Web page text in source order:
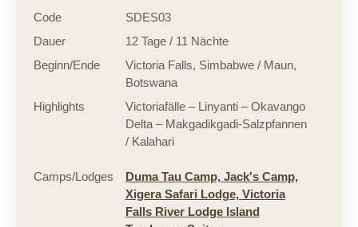
Code
SDES03
Dauer
12 Tage / 11 Nächte
Beginn/Ende
Victoria Falls, Simbabwe / Maun,
Botswana
Highlights
Victoriafälle – Linyanti – Okavango
Delta – Makgadikgadi-Salzpfannen
/ Kalahari
Camps/Lodges Duma Tau Camp, Jack's Camp,
Xigera Safari Lodge, Victoria
Falls River Lodge Island